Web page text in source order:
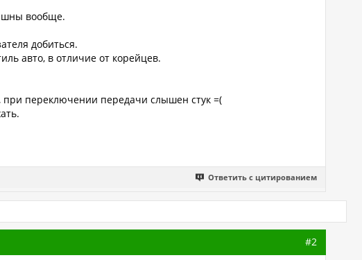
вообще.
добиться.
авто, в отличие от корейцев.
при переключении передачи слышен стук =(
Ответить с цитированием
#2